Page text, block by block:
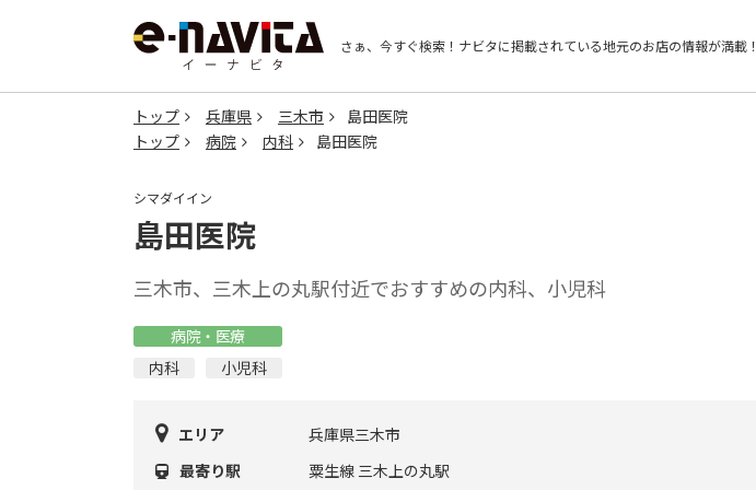
さぁ、今すぐ検索！ ナビタに掲載されている地元のお店の情報が満載！
トップ 兵庫県 三木市
島田医院
トップ
病院 内科 島田医院
シマダイイン
島田医院
三木市、三木上の丸駅付近でおすすめの内科、小児科
病院・医療
内科
小児科
エリア
兵庫県三木市
最寄り駅
粟生線 三木上の丸駅